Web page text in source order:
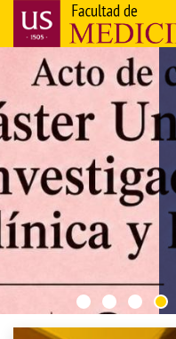
Pasar
contenido
principal
Navegación
principal